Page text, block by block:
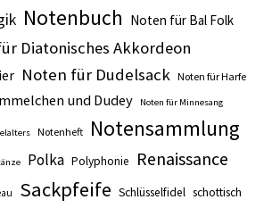
Notenbuch Noten für Bal Folk
Diatonisches Akkordeon
Noten für Dudelsack Noten für Harfe
und Dudey Noten für Minnesang
Notenheft Notensammlung
Polka Polyphonie Renaissance
Sackpfeife Schlüsselfidel schottisch